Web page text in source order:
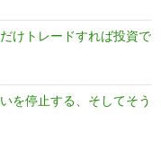
けトレードすれば投資で
を停止する、そしてそう